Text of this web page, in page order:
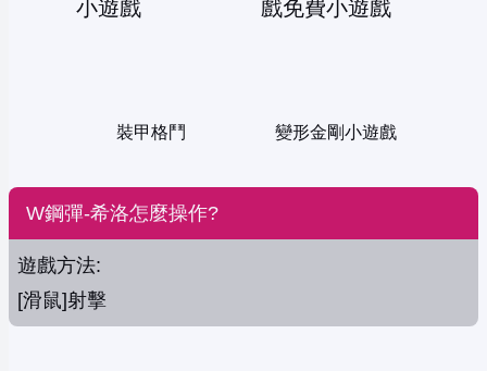
裝甲格鬥 變形金剛小遊戲
W鋼彈-希洛怎麼操作?
遊戲方法:
[滑鼠]射擊